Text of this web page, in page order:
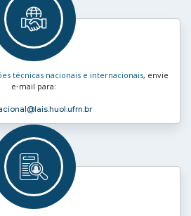
técnicas nacionais e internacionais, envie
e‑mail para:
@lais.huol.ufrn.br